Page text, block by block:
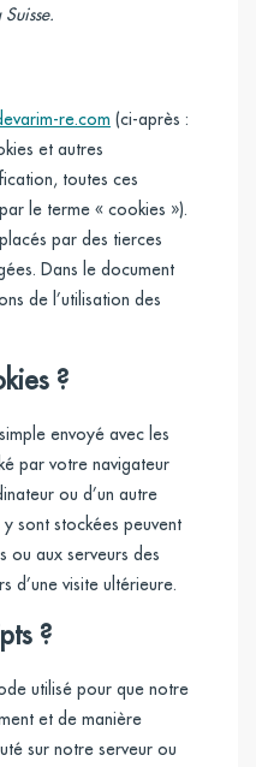
re.com (ci-après :
et autres
toutes ces
le terme « cookies »).
par des tierces
Dans le document
de l’utilisation des
?
envoyé avec les
par votre navigateur
ou d’un autre
sont stockées peuvent
ou aux serveurs des
d’une visite ultérieure.
?
utilisé pour que notre
et de manière
sur notre serveur ou